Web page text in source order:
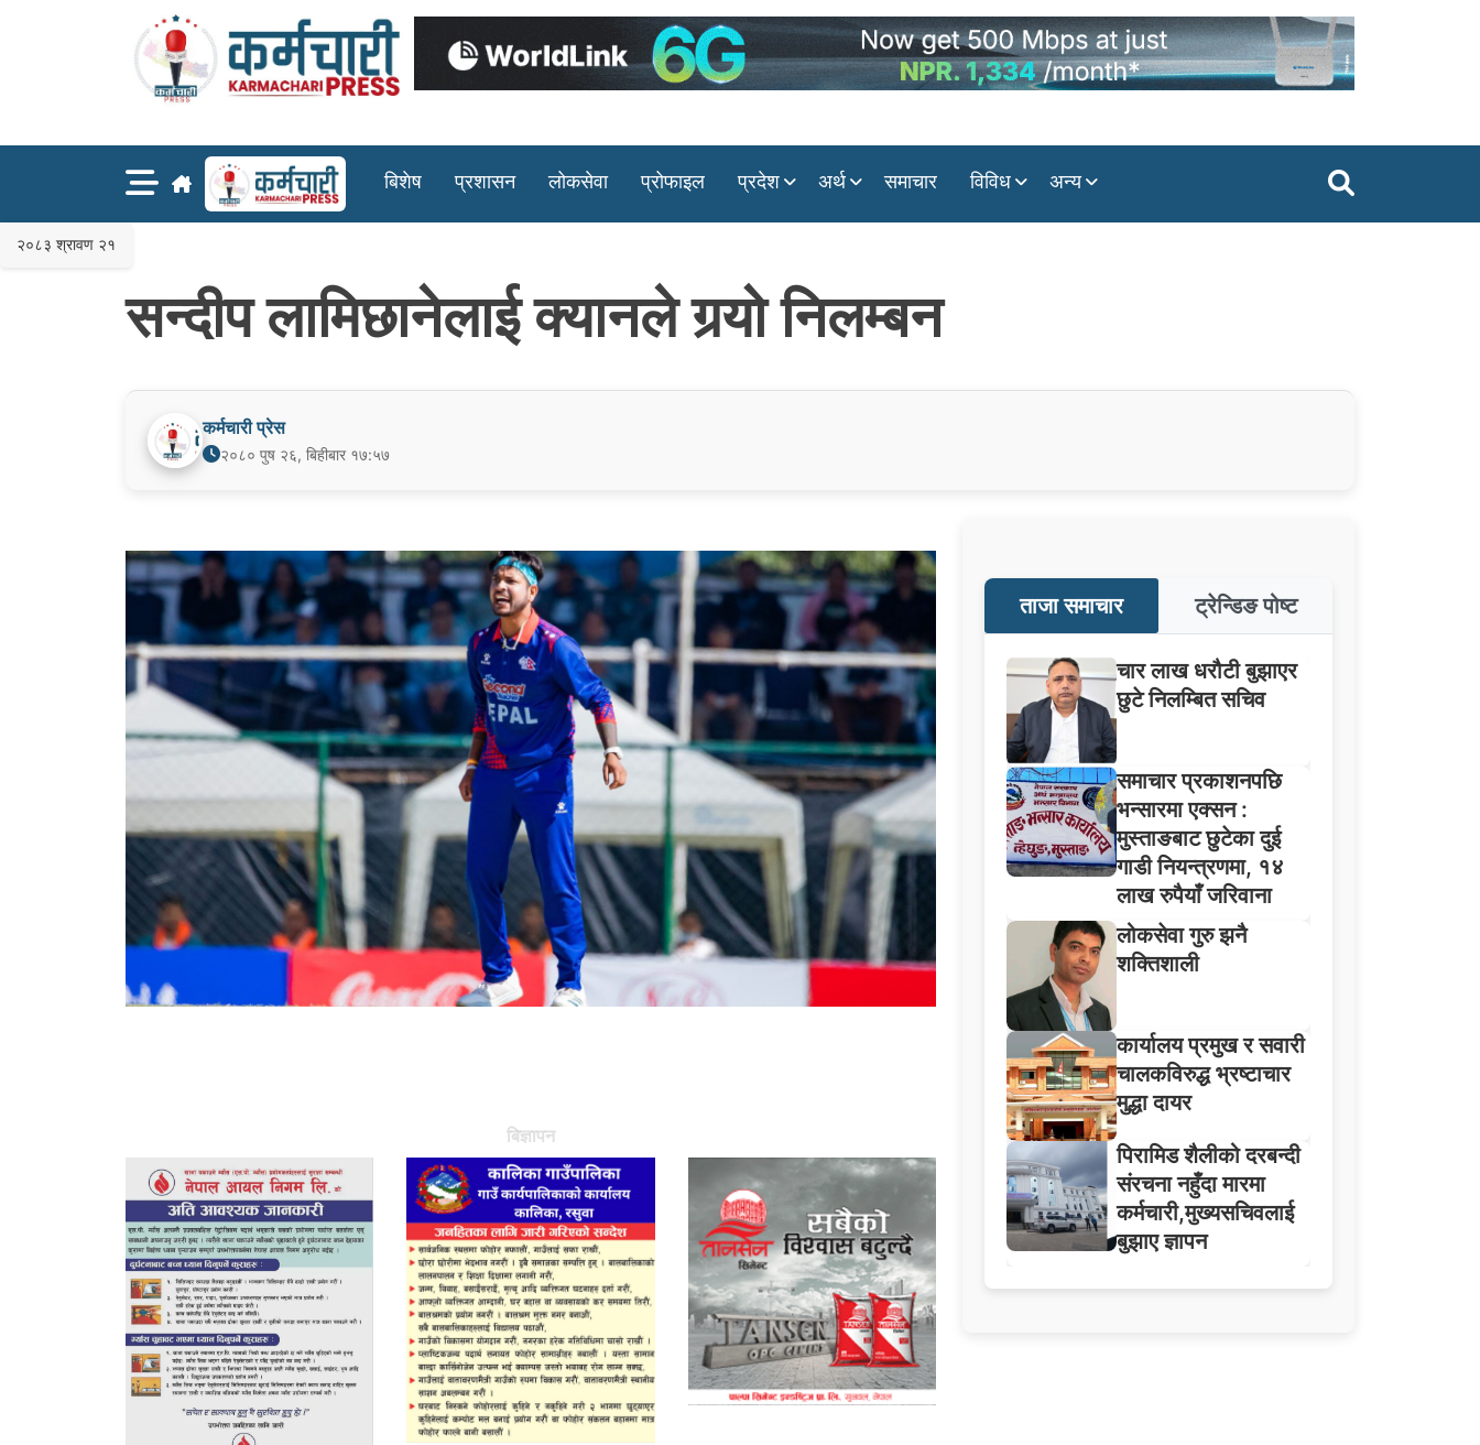
बिशेष प्रशासन लोकसेवा प्रोफाइल प्रदेश अर्थ समाचार विविध अन्य
२०८३ श्रावण २१
सन्दीप लामिछानेलाई क्यानले गर्‍यो निलम्बन
कर्मचारी प्रेस
२०८० पुष २६, बिहीबार १७:५७
बिज्ञापन
ताजा समाचार ट्रेन्डिङ पोष्ट
चार लाख धरौटी बुझाएर
छुटे निलम्बित सचिव
समाचार प्रकाशनपछि
भन्सारमा एक्सन :
मुस्ताङबाट छुटेका दुई
गाडी नियन्त्रणमा, १४
लाख रुपैयाँ जरिवाना
लोकसेवा गुरु झनै
शक्तिशाली
कार्यालय प्रमुख र सवारी
चालकविरुद्ध भ्रष्टाचार
मुद्धा दायर
पिरामिड शैलीको दरबन्दी
संरचना नहुँदा मारमा
कर्मचारी,मुख्यसचिवलाई
बुझाए ज्ञापन